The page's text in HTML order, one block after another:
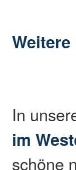
In
im
schöne